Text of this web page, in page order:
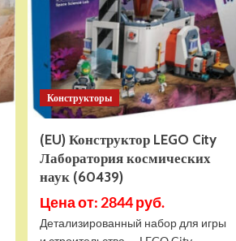
Конструкторы
(EU) Конструктор LEGO City
Лаборатория космических
наук (60439)
Цена от: 2844 руб.
Детализированный набор для игры